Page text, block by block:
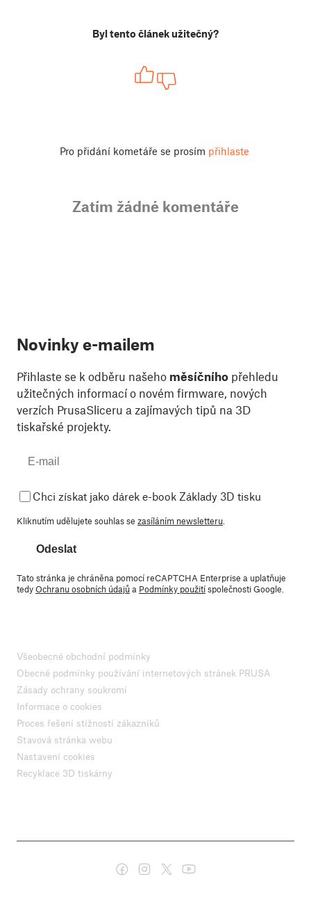
Byl tento článek užitečný?
Pro přidání kometáře se prosím přihlaste
Zatím žádné komentáře
Novinky e-mailem
Přihlaste se k odběru našeho měsíčního přehledu
užitečných informací o novém firmware, nových
verzích PrusaSliceru a zajímavých tipů na 3D
tiskařské projekty.
Chci získat jako dárek e-book Základy 3D tisku
Kliknutím udělujete souhlas se zasíláním newsletteru.
Odeslat
Tato stránka je chráněna pomocí reCAPTCHA Enterprise a uplatňuje
tedyOchranu osobních údajůa Podmínky použitíspolečnosti Google.
Všeobecné obchodní podmínky
Obecné podmínky používání internetových stránek PRUSA
Zásady ochrany soukromí
Informace o cookies
Proces řešení stížností zákazníků
Stavová stránka webu
Nastavení cookies
Recyklace 3D tiskárny